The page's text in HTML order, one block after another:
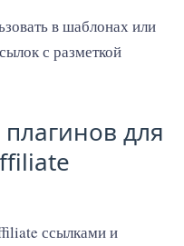
в шаблонах или
с разметкой
для
ссылками и